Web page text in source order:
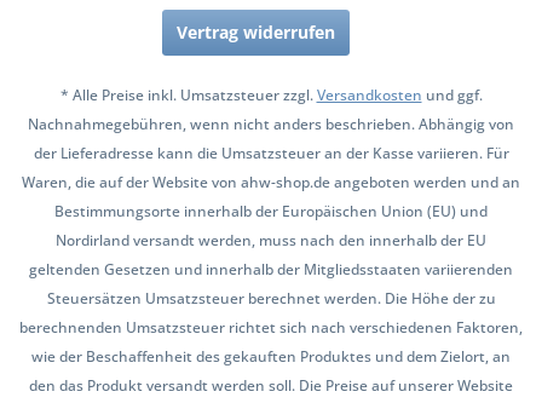
Vertrag widerrufen
* Alle Preise inkl. Umsatzsteuer zzgl.Versandkosten und ggf.
Nachnahmegebühren, wenn nicht anders beschrieben. Abhängig von
der Lieferadresse kann die Umsatzsteuer an der Kasse variieren. Für
Waren, die auf der Website von ahw-shop.de angeboten werden und an
Bestimmungsorte innerhalb der Europäischen Union (EU) und
Nordirland versandt werden, muss nach den innerhalb der EU
geltenden Gesetzen und innerhalb der Mitgliedsstaaten variierenden
Steuersätzen Umsatzsteuer berechnet werden. Die Höhe der zu
berechnenden Umsatzsteuer richtet sich nach verschiedenen Faktoren,
wie der Beschaffenheit des gekauften Produktes und dem Zielort, an
den das Produkt versandt werden soll. Die Preise auf unserer Website